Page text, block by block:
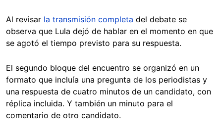
Al revisar la transmisión completa del debate se
observa que Lula dejó de hablar en el momento en que
se agotó el tiempo previsto para su respuesta.
El segundo bloque del encuentro se organizó en un
formato que incluía una pregunta de los periodistas y
una respuesta de cuatro minutos de un candidato, con
réplica incluida. Y también un minuto para el
comentario de otro candidato.